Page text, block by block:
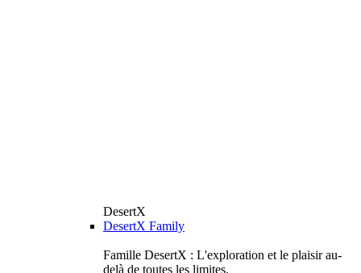
DesertX
DesertX Family
Famille DesertX : L'exploration et le plaisir au-
delà de toutes les limites.